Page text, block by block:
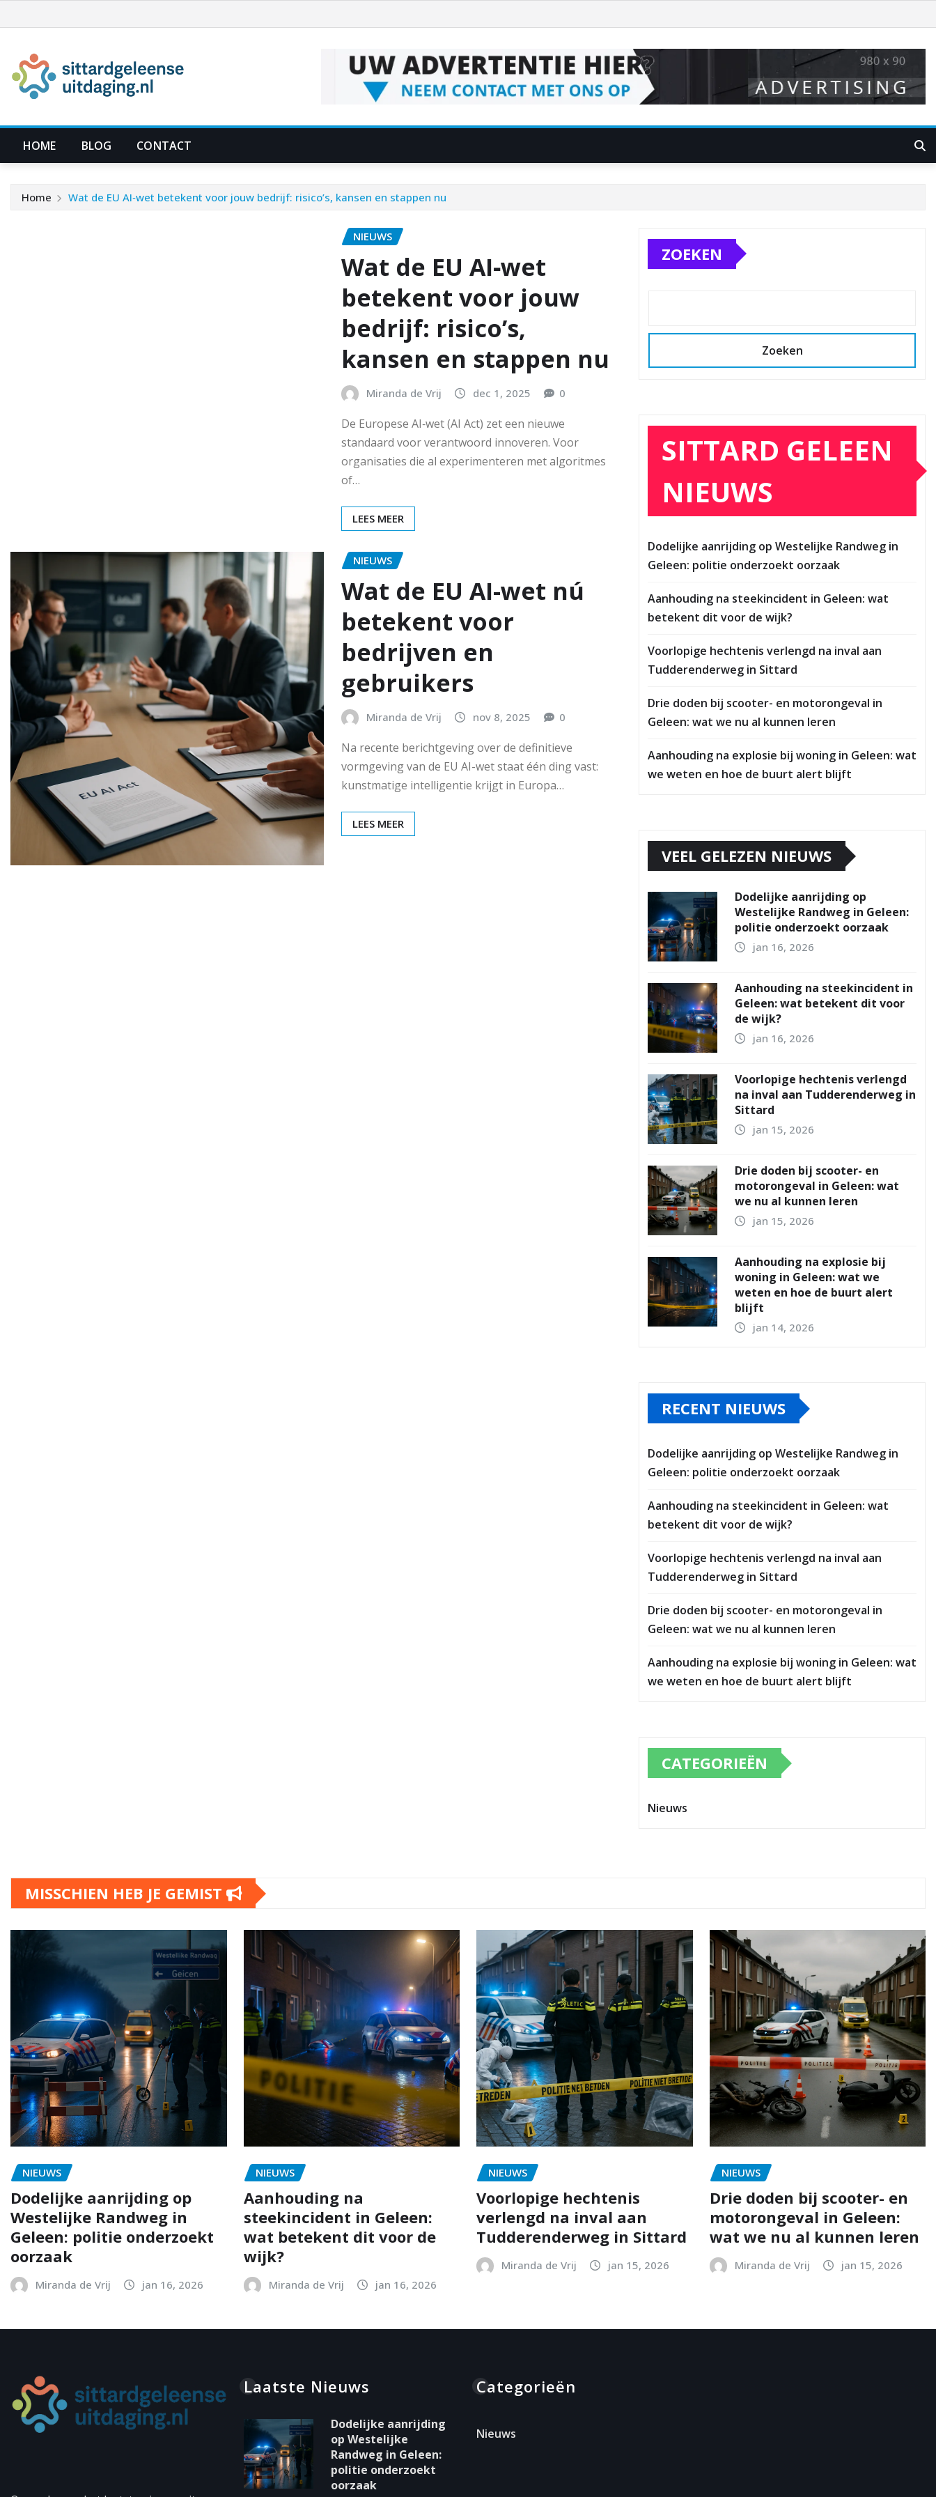
naar
inhoud
HOME BLOG CONTACT
Home Wat de EU AI‑wet betekent voor jouw bedrijf: risico’s, kansen en stappen nu
NIEUWS
Wat de EU AI‑wet
betekent voor jouw
bedrijf: risico’s,
kansen en stappen nu
Miranda de Vrij dec 1, 2025 0
De Europese AI‑wet (AI Act) zet een nieuwe
standaard voor verantwoord innoveren. Voor
organisaties die al experimenteren met algoritmes
of…
LEES MEER
NIEUWS
Wat de EU AI-wet nú
betekent voor
bedrijven en
gebruikers
Miranda de Vrij nov 8, 2025 0
Na recente berichtgeving over de definitieve
vormgeving van de EU AI-wet staat één ding vast:
kunstmatige intelligentie krijgt in Europa…
LEES MEER
ZOEKEN
Zoeken
SITTARD GELEEN
NIEUWS
Dodelijke aanrijding op Westelijke Randweg in
Geleen: politie onderzoekt oorzaak
Aanhouding na steekincident in Geleen: wat
betekent dit voor de wijk?
Voorlopige hechtenis verlengd na inval aan
Tudderenderweg in Sittard
Drie doden bij scooter- en motorongeval in
Geleen: wat we nu al kunnen leren
Aanhouding na explosie bij woning in Geleen: wat
we weten en hoe de buurt alert blijft
VEEL GELEZEN NIEUWS
Dodelijke aanrijding op
Westelijke Randweg in Geleen:
politie onderzoekt oorzaak
jan 16, 2026
Aanhouding na steekincident in
Geleen: wat betekent dit voor
de wijk?
jan 16, 2026
Voorlopige hechtenis verlengd
na inval aan Tudderenderweg in
Sittard
jan 15, 2026
Drie doden bij scooter- en
motorongeval in Geleen: wat
we nu al kunnen leren
jan 15, 2026
Aanhouding na explosie bij
woning in Geleen: wat we
weten en hoe de buurt alert
blijft
jan 14, 2026
RECENT NIEUWS
Dodelijke aanrijding op Westelijke Randweg in
Geleen: politie onderzoekt oorzaak
Aanhouding na steekincident in Geleen: wat
betekent dit voor de wijk?
Voorlopige hechtenis verlengd na inval aan
Tudderenderweg in Sittard
Drie doden bij scooter- en motorongeval in
Geleen: wat we nu al kunnen leren
Aanhouding na explosie bij woning in Geleen: wat
we weten en hoe de buurt alert blijft
CATEGORIEËN
Nieuws
MISSCHIEN HEB JE GEMIST
NIEUWS
Dodelijke aanrijding op
Westelijke Randweg in
Geleen: politie onderzoekt
oorzaak
Miranda de Vrij jan 16, 2026
NIEUWS
Aanhouding na
steekincident in Geleen:
wat betekent dit voor de
wijk?
Miranda de Vrij jan 16, 2026
NIEUWS
Voorlopige hechtenis
verlengd na inval aan
Tudderenderweg in Sittard
Miranda de Vrij jan 15, 2026
NIEUWS
Drie doden bij scooter- en
motorongeval in Geleen:
wat we nu al kunnen leren
Miranda de Vrij jan 15, 2026
Laatste Nieuws
Dodelijke aanrijding
op Westelijke
Randweg in Geleen:
politie onderzoekt
oorzaak
Categorieën
Nieuws